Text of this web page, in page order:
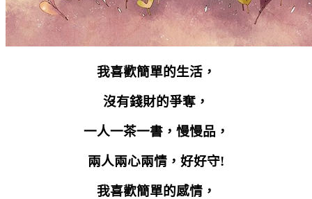
我喜歡簡單的生活，
沒有錢財的爭奪，
一人一茶一書，慢慢品，
兩人兩心兩情，好好守!
我喜歡簡單的感情，